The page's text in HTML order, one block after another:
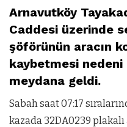
Arnavutköy
Caddesi üzerinde
şöförünün aracın
kaybetmesi
meydana geldi.
Sabah saat 07:17
kazada 32DA0239 plakalı